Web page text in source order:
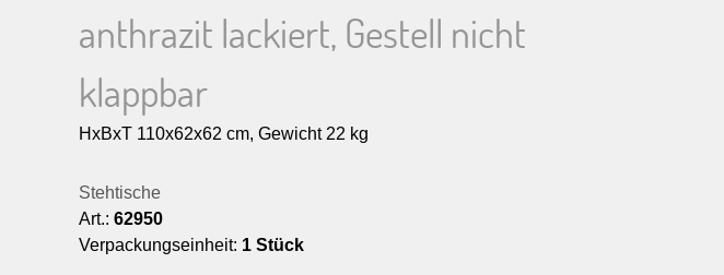
anthrazit lackiert, Gestell nicht
klappbar
HxBxT 110x62x62 cm, Gewicht 22 kg
Stehtische
Art.: 62950
Verpackungseinheit: 1 Stück